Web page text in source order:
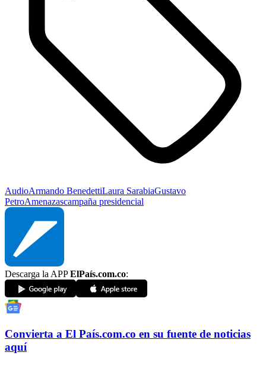
AudioArmando BenedettiLaura SarabiaGustavo
PetroAmenazascampaña presidencial
Descarga la APPElPaís.com.co:
Convierta a El País.com.co en su fuente de noticias
aquí